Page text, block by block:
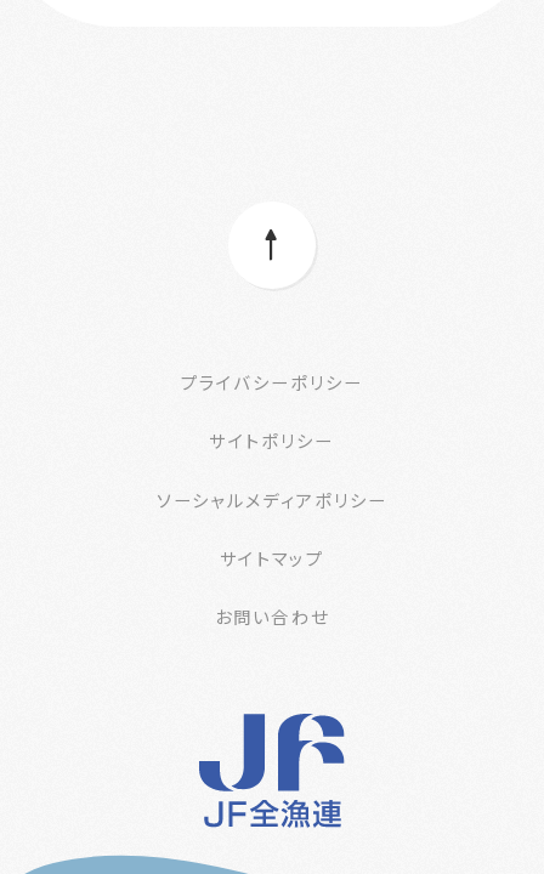
プライバシーポリシー
サイトポリシー
ソーシャルメディアポリシー
サイトマップ
お問い合わせ